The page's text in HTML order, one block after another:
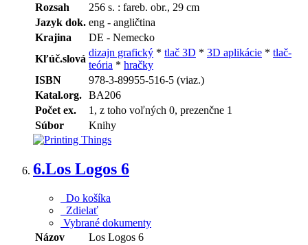
Rozsah
256 s. : fareb. obr., 29 cm
Jazyk dok. eng - angličtina
Krajina
DE - Nemecko
Kľúč.slová
dizajn grafický * tlač 3D * 3D aplikácie * tlač-
teória * hračky
ISBN
978-3-89955-516-5 (viaz.)
Katal.org. BA206
Počet ex.
1, z toho voľných 0, prezenčne 1
Súbor
Knihy
6.Los Logos 6
Do košíka
Zdielať
Vybrané dokumenty
Názov
Los Logos 6